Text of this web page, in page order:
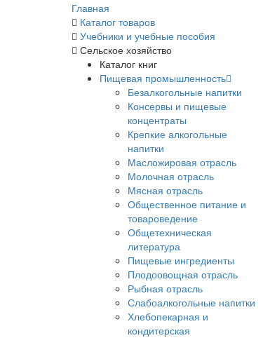
Главная
Каталог товаров
Учебники и учебные пособия
Сельское хозяйство
Каталог книг
Пищевая промышленность
Безалкогольные напитки
Консервы и пищевые
концентраты
Крепкие алкогольные
напитки
Масложировая отрасль
Молочная отрасль
Мясная отрасль
Общественное питание и
товароведение
Общетехническая
литература
Пищевые ингредиенты
Плодоовощная отрасль
Рыбная отрасль
Слабоалкогольные напитки
Хлебопекарная и
кондитерская